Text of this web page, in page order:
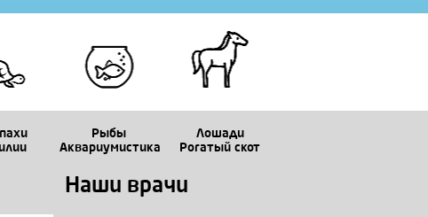
Рыбы
Аквариумистика
Лошади
Рогатый скот
Наши врачи